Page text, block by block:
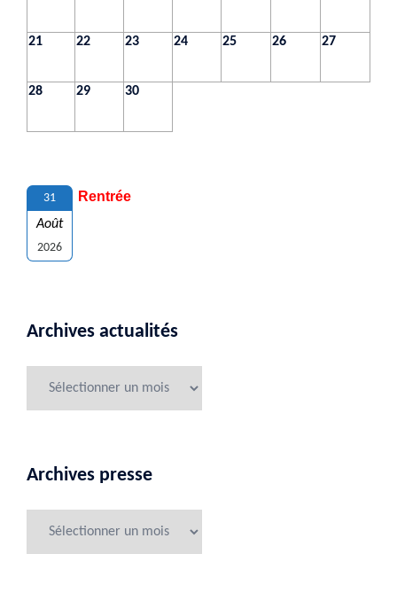
21 22 23 24 25 26 27
28 29 30
31
Août
2026
Rentrée
Archives actualités
Archives presse